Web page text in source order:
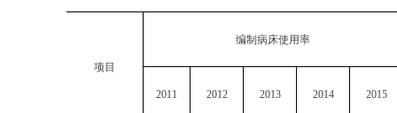
项目
编制病床使用率
2011 2012 2013 2014 2015